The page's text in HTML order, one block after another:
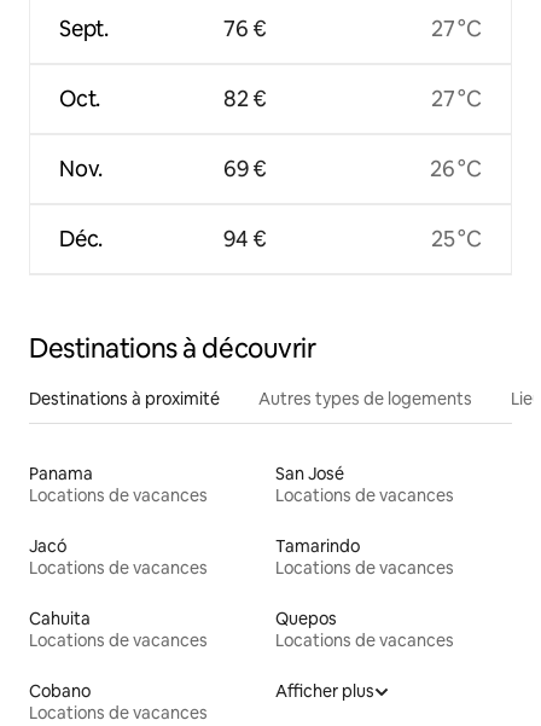
Sept.
Oct.
Nov.
Déc.
76 €
82 €
69 €
94 €
27 °C
27 °C
26 °C
25 °C
Destinations à découvrir
Destinations à proximité Autres types de logements
Panama
Locations de vacances
San José
Locations de vacances
Jacó
Locations de vacances
Tamarindo
Locations de vacances
Cahuita
Locations de vacances
Quepos
Locations de vacances
Cobano
Locations de vacances
Afficher plus